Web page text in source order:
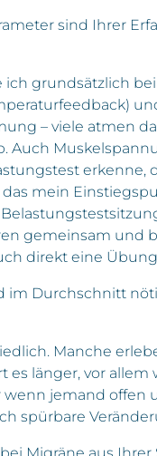
sind Ihrer
ich grundsätzlich
– viele atmen
Auch
erkenne,
mein
gemeinsam und
direkt eine
im Durchschnitt
Manche
es länger, vor
wenn jemand offen
spürbare